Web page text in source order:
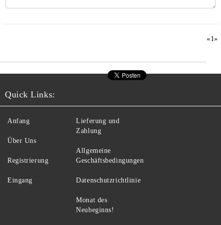
«1»
Quick Links:
Anfang
Über Uns
Registrierung
Eingang
Lieferung und
Zahlung
Allgemeine
Geschäftsbedingungen
Datenschutzrichtlinie
Monat des
Neubeginns!